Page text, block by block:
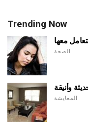
Trending Now
معها
الصحة
وأنيقة
المعايشة